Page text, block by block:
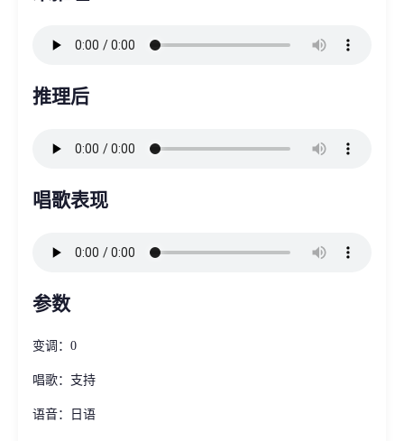
推理后
唱歌表现
参数
变调：0
唱歌：支持
语音：日语